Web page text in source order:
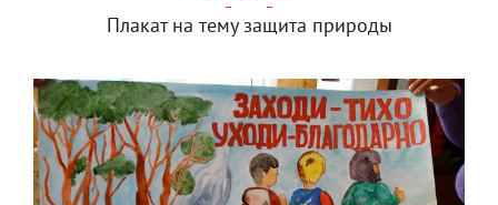
Плакат на тему защита природы